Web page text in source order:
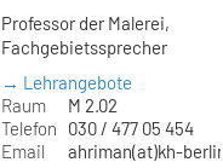
Professor der Malerei,
Fachgebietssprecher
→ Lehrangebote
Raum
M 2.02
Telefon
030 / 477 05 454
Email
ahriman(at)kh-